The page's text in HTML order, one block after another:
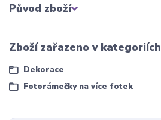
Původ zboží
Zboží zařazeno v kategoriích
Dekorace
Fotorámečky na více fotek